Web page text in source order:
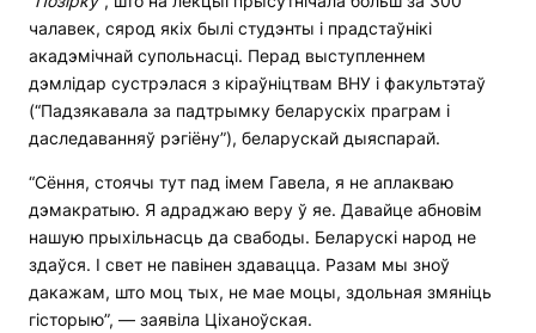
чалавек, сярод якіх былі студэнты і прадстаўнікі
акадэмічнай супольнасці. Перад выступленнем
дэмлідар сустрэлася з кіраўніцтвам ВНУ і факультэтаў
(“Падзякавала за падтрымку беларускіх праграм і
даследаванняў рэгіёну”), беларускай дыяспарай.
“Сёння, стоячы тут пад імем Гавела, я не аплакваю
дэмакратыю. Я адраджаю веру ў яе. Давайце абновім
нашую прыхільнасць да свабоды. Беларускі народ не
здаўся. І свет не павінен здавацца. Разам мы зноў
дакажам, што моц тых, не мае моцы, здольная змяніць
гісторыю”, — заявіла Ціханоўская.